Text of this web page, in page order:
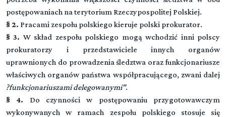
postępowaniach na terytorium Rzeczypospolitej Polskiej.
§ 2. Pracami zespołu polskiego kieruje polski prokurator.
§ 3. W skład zespołu polskiego mogą wchodzić inni polscy
prokuratorzy i przedstawiciele innych organów
uprawnionych do prowadzenia śledztwa oraz funkcjonariusze
właściwych organów państwa współpracującego, zwani dalej
?funkcjonariuszami delegowanymi".
§ 4. Do czynności w postępowaniu przygotowawczym
wykonywanych w ramach zespołu polskiego stosuje się